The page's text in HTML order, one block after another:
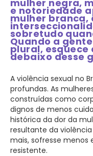
mulher negra,
e notoriedade
mulher branca,
sobretudo
Quando a
plural,
debaixo desse
A violência sexual no
profundas. As
construídas como
dignos de menos
histórica da dor da
resultante da
mais, sofresse
resistente.